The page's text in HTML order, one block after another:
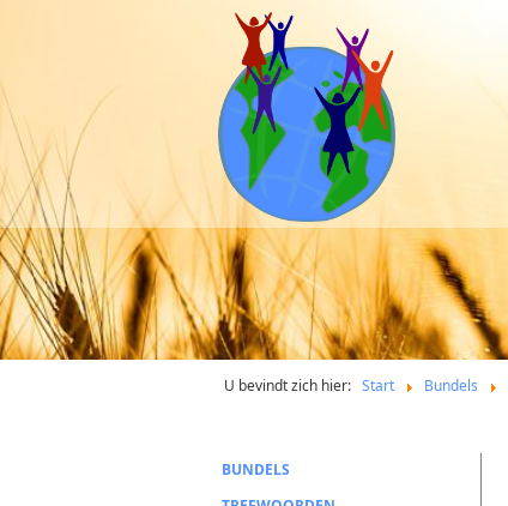
U bevindt zich hier: Start Bundels
BUNDELS